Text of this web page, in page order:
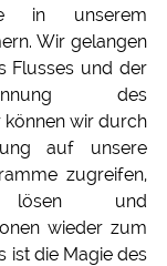
in unserem
Wir gelangen
Flusses und der
des
können wir durch
auf unsere
zugreifen,
lösen und
wieder zum
ist die Magie des